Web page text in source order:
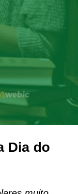
Dia do